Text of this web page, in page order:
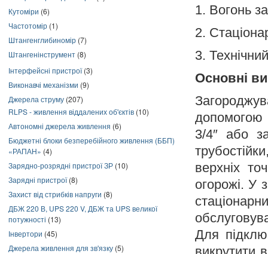
Кутоміри (6)
Частотомір (1)
Штангенглибиномір (7)
Штангенінструмент (8)
Інтерфейсні пристрої(3)
Виконавчі механізми (9)
Джерела струму (207)
RLPS - живлення віддалених об'єктів (10)
Автономні джерела живлення (6)
Бюджетні блоки безперебійного живлення (ББП)
«РАПАН» (4)
Зарядно-розрядні пристрої ЗР (10)
Зарядні пристрої(8)
Захист від стрибків напруги (8)
ДБЖ 220 В, UPS 220 V, ДБЖ та UPS великої
потужності (13)
Інвертори (45)
Джерела живлення для зв'язку (5)
1. Вогонь
2.
3.
Основні
допомогою
3/4″ або
верхніх
огорожі. У
Для